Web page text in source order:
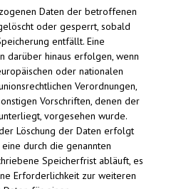
Daten der betroffenen
oder gesperrt, sobald
entfällt. Eine
darüber hinaus erfolgen, wenn
oder nationalen
Verordnungen,
Vorschriften, denen der
vorgesehen wurde.
Löschung der Daten erfolgt
eine durch die genannten
Speicherfrist abläuft, es
Erforderlichkeit zur weiteren